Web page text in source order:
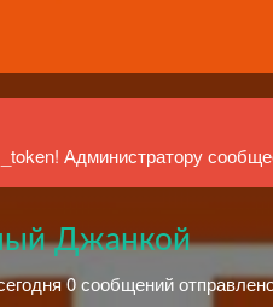
Администратору
Джанкой
0 сообщений